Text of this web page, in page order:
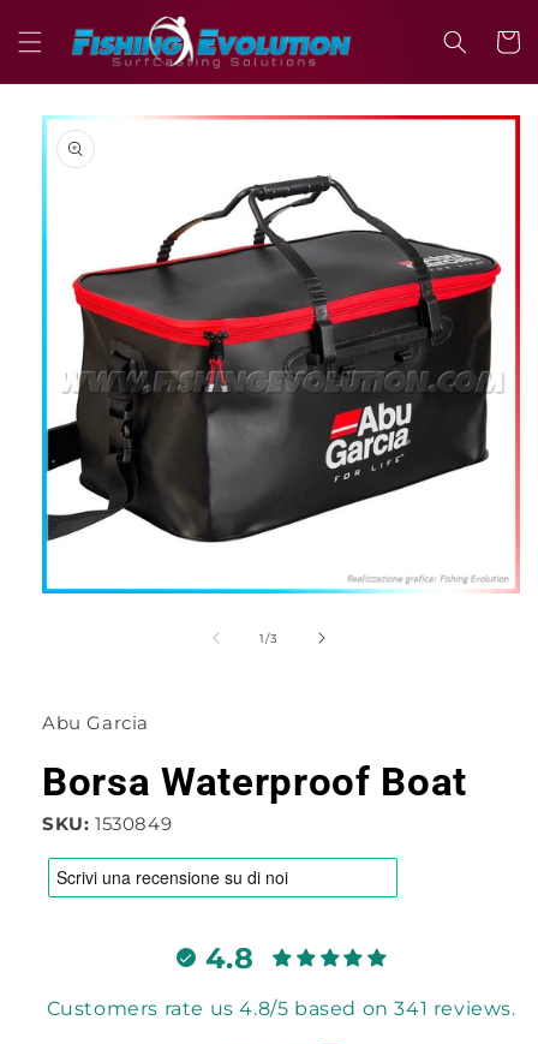
direttamente
ai contenuti
Passa alle
informazioni
sul prodotto
1/su
3
Abu Garcia
Borsa Waterproof Boat
SKU: 1530849
4.8
Customers rate us 4.8/5 based on 341 reviews.